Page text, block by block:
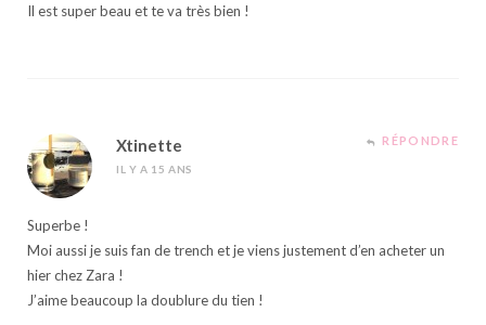
Il est super beau et te va très bien !
Xtinette
IL Y A 15 ANS
RÉPONDRE
Superbe !
Moi aussi je suis fan de trench et je viens justement d’en acheter un
hier chez Zara !
J’aime beaucoup la doublure du tien !